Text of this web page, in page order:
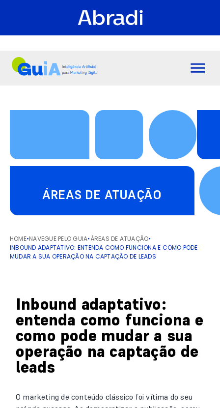
ÁREAS DE ATUAÇÃO
HOME•NAVEGUE PELO GUIA•ÁREAS DE ATUAÇÃO•
INBOUND ADAPTATIVO: ENTENDA COMO FUNCIONA E COMO PODE
MUDAR A SUA OPERAÇÃO NA CAPTAÇÃO DE LEADS
Inbound adaptativo:
entenda como funciona e
como pode mudar a sua
operação na captação de
leads
O marketing de conteúdo clássico foi vítima do seu